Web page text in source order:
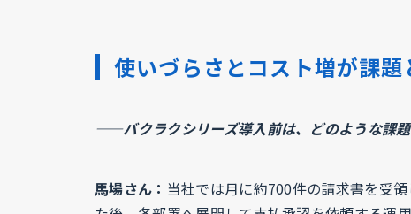
使いづらさとコスト増が課
——バクラクシリーズ導入前は、どのような課題
馬場さん： 当社では月に約700件の請求書を受